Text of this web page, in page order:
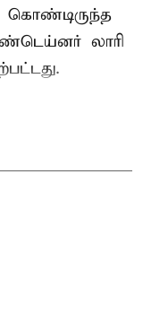
கொண்டிருந்த
லாரி